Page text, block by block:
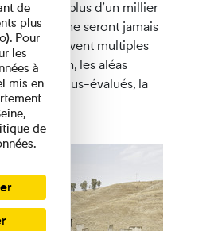
ce sont plus d’un millier
qui ne seront jamais
raisons souvent multiples
les aléas
budgets sous-évalués, la
de
plus
Pour
les
à
mis en
de